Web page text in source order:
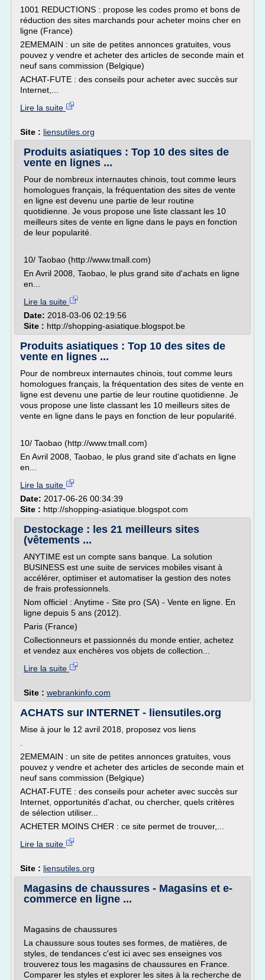
1001 REDUCTIONS : propose les codes promo et bons de
réduction des sites marchands pour acheter moins cher en
ligne (France)
2EMEMAIN : un site de petites annonces gratuites, vous
pouvez y vendre et acheter des articles de seconde main et
neuf sans commission (Belgique)
ACHAT-FUTE : des conseils pour acheter avec succès sur
Internet,...
Lire la suite
Site : liensutiles.org
Produits asiatiques : Top 10 des sites de
vente en lignes ...
Pour de nombreux internautes chinois, tout comme leurs
homologues français, la fréquentation des sites de vente
en ligne est devenu une partie de leur routine
quotidienne. Je vous propose une liste classant les 10
meilleurs sites de vente en ligne dans le pays en fonction
de leur popularité.
10/ Taobao (http://www.tmall.com)
En Avril 2008, Taobao, le plus grand site d'achats en ligne
en...
Lire la suite
Date: 2018-03-06 02:19:56
Site : http://shopping-asiatique.blogspot.be
Produits asiatiques : Top 10 des sites de
vente en lignes ...
Pour de nombreux internautes chinois, tout comme leurs
homologues français, la fréquentation des sites de vente en
ligne est devenu une partie de leur routine quotidienne. Je
vous propose une liste classant les 10 meilleurs sites de
vente en ligne dans le pays en fonction de leur popularité.
10/ Taobao (http://www.tmall.com)
En Avril 2008, Taobao, le plus grand site d'achats en ligne
en...
Lire la suite
Date: 2017-06-26 00:34:39
Site : http://shopping-asiatique.blogspot.com
Destockage : les 21 meilleurs sites
(vêtements ...
ANYTIME est un compte sans banque. La solution
BUSINESS est une suite de services mobiles visant à
accélérer, optimiser et automatiser la gestion des notes
de frais professionnels.
Nom officiel : Anytime - Site pro (SA) - Vente en ligne. En
ligne depuis 5 ans (2012).
Paris (France)
Collectionneurs et passionnés du monde entier, achetez
et vendez aux enchères vos objets de collection...
Lire la suite
Site : webrankinfo.com
ACHATS sur INTERNET - liensutiles.org
Mise à jour le 12 avril 2018, proposez vos liens
2EMEMAIN : un site de petites annonces gratuites, vous
pouvez y vendre et acheter des articles de seconde main et
neuf sans commission (Belgique)
ACHAT-FUTE : des conseils pour acheter avec succès sur
Internet, opportunités d'achat, ou chercher, quels critères
de sélection utiliser...
ACHETER MOINS CHER : ce site permet de trouver,...
Lire la suite
Site : liensutiles.org
Magasins de chaussures - Magasins et e-
commerce en ligne ...
Magasins de chaussures
La chaussure sous toutes ses formes, de matières, de
styles, de tendances c'est ici avec ses enseignes vos
trouverez tous les magasins de chaussures en France.
Comparer les styles et explorer les sites à la recherche de